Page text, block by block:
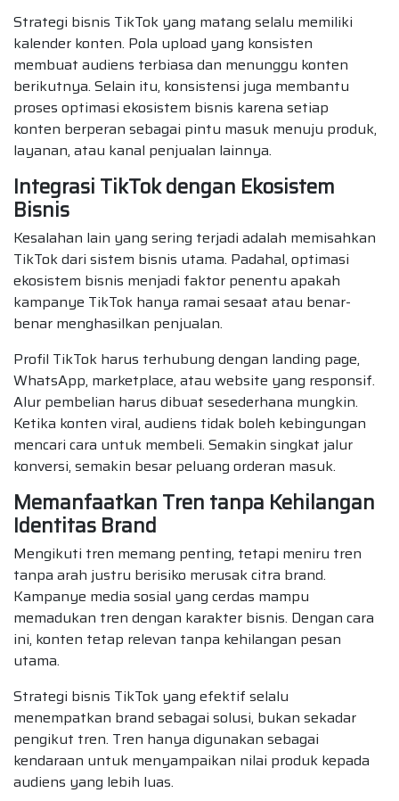
Strategi bisnis TikTok yang matang selalu memiliki
kalender konten. Pola upload yang konsisten
membuat audiens terbiasa dan menunggu konten
berikutnya. Selain itu, konsistensi juga membantu
proses optimasi ekosistem bisnis karena setiap
konten berperan sebagai pintu masuk menuju produk,
layanan, atau kanal penjualan lainnya.
Integrasi TikTok dengan Ekosistem
Bisnis
Kesalahan lain yang sering terjadi adalah memisahkan
TikTok dari sistem bisnis utama. Padahal, optimasi
ekosistem bisnis menjadi faktor penentu apakah
kampanye TikTok hanya ramai sesaat atau benar-
benar menghasilkan penjualan.
Profil TikTok harus terhubung dengan landing page,
WhatsApp, marketplace, atau website yang responsif.
Alur pembelian harus dibuat sesederhana mungkin.
Ketika konten viral, audiens tidak boleh kebingungan
mencari cara untuk membeli. Semakin singkat jalur
konversi, semakin besar peluang orderan masuk.
Memanfaatkan Tren tanpa Kehilangan
Identitas Brand
Mengikuti tren memang penting, tetapi meniru tren
tanpa arah justru berisiko merusak citra brand.
Kampanye media sosial yang cerdas mampu
memadukan tren dengan karakter bisnis. Dengan cara
ini, konten tetap relevan tanpa kehilangan pesan
utama.
Strategi bisnis TikTok yang efektif selalu
menempatkan brand sebagai solusi, bukan sekadar
pengikut tren. Tren hanya digunakan sebagai
kendaraan untuk menyampaikan nilai produk kepada
audiens yang lebih luas.